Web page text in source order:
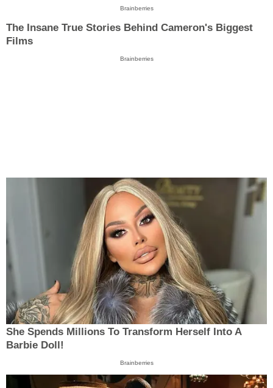
Brainberries
The Insane True Stories Behind Cameron's Biggest
Films
Brainberries
She Spends Millions To Transform Herself Into A
Barbie Doll!
Brainberries